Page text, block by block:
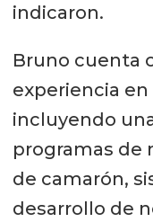
indicaron.
Bruno cuenta
experiencia
incluyendo
programas de
de camarón,
desarrollo de